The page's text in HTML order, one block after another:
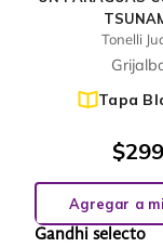
Tonelli
Tapa
$299
Agregar a
Gandhi selecto